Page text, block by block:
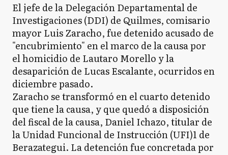
El jefe de la Delegación Departamental de
Investigaciones (DDI) de Quilmes, comisario
mayor Luis Zaracho, fue detenido acusado de
"encubrimiento" en el marco de la causa por
el homicidio de Lautaro Morello y la
desaparición de Lucas Escalante, ocurridos en
diciembre pasado.
Zaracho se transformó en el cuarto detenido
que tiene la causa, y que quedó a disposición
del fiscal de la causa, Daniel Ichazo, titular de
la Unidad Funcional de Instrucción (UFI)1 de
Berazategui. La detención fue concretada por